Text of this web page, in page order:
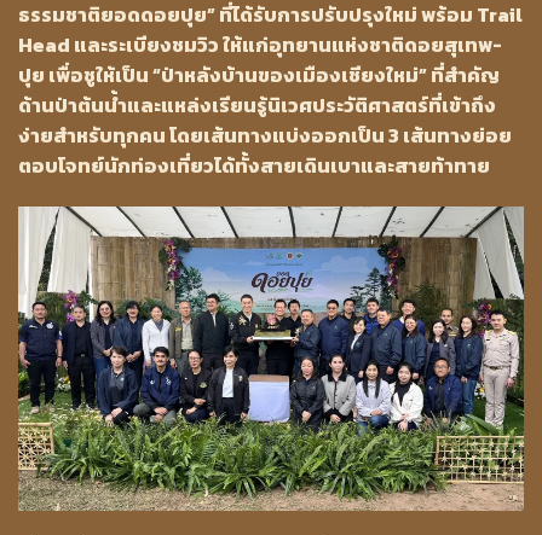
ธรรมชาติยอดดอยปุย” ที่ได้รับการปรับปรุงใหม่ พร้อม Trail
Head และระเบียงชมวิว ให้แก่อุทยานแห่งชาติดอยสุเทพ-
ปุย เพื่อชูให้เป็น “ป่าหลังบ้านของเมืองเชียงใหม่” ที่สำคัญ
ด้านป่าต้นน้ำและแหล่งเรียนรู้นิเวศประวัติศาสตร์ที่เข้าถึง
ง่ายสำหรับทุกคน โดยเส้นทางแบ่งออกเป็น 3 เส้นทางย่อย
ตอบโจทย์นักท่องเที่ยวได้ทั้งสายเดินเบาและสายท้าทาย